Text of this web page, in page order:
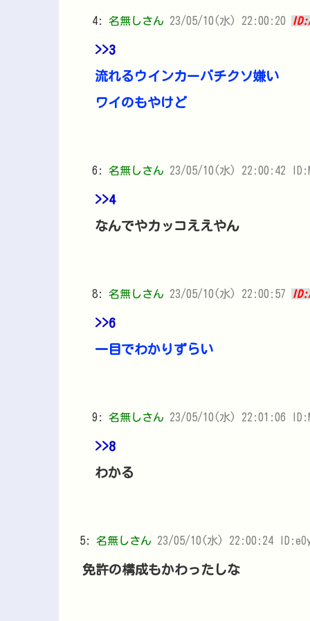
4: 名無しさん 23/05/10(水) 22:00:20
>>3
流れるウインカーバチクソ嫌い
ワイのもやけど
6: 名無しさん 23/05/10(水) 22:00:42
>>4
なんでやカッコええやん
8: 名無しさん 23/05/10(水) 22:00:57
>>6
一目でわかりずらい
9: 名無しさん 23/05/10(水) 22:01:06
>>8
わかる
5: 名無しさん 23/05/10(水) 22:00:24
免許の構成もかわったしな